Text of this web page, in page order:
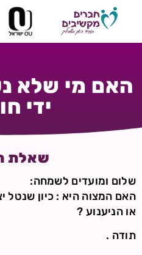
האם מי שלא
ידי
שאלת
שלום ומועדים לשמחה:
האם המצוה היא : כיון שנטל
או הניענוע ?
תודה .